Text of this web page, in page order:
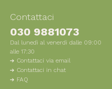
Contattaci
030 9881073
Dal lunedì al venerdì dalle 09:00
alle 17:30
Contattaci via email
Contattaci in chat
FAQ